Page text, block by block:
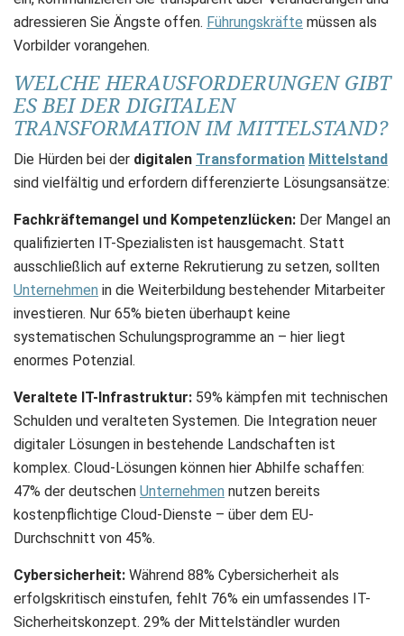
adressieren Sie Ängste offen. Führungskräfte müssen als
Vorbilder vorangehen.
WELCHE HERAUSFORDERUNGEN GIBT
ES BEI DER DIGITALEN
TRANSFORMATION IM MITTELSTAND?
Die Hürden bei der digitalen Transformation Mittelstand
sind vielfältig und erfordern differenzierte Lösungsansätze:
Fachkräftemangel und Kompetenzlücken: Der Mangel an
qualifizierten IT-Spezialisten ist hausgemacht. Statt
ausschließlich auf externe Rekrutierung zu setzen, sollten
Unternehmen in die Weiterbildung bestehender Mitarbeiter
investieren. Nur 65% bieten überhaupt keine
systematischen Schulungsprogramme an – hier liegt
enormes Potenzial.
Veraltete IT-Infrastruktur: 59% kämpfen mit technischen
Schulden und veralteten Systemen. Die Integration neuer
digitaler Lösungen in bestehende Landschaften ist
komplex. Cloud-Lösungen können hier Abhilfe schaffen:
47% der deutschen Unternehmen nutzen bereits
kostenpflichtige Cloud-Dienste – über dem EU-
Durchschnitt von 45%.
Cybersicherheit: Während 88% Cybersicherheit als
erfolgskritisch einstufen, fehlt 76% ein umfassendes IT-
Sicherheitskonzept. 29% der Mittelständler wurden